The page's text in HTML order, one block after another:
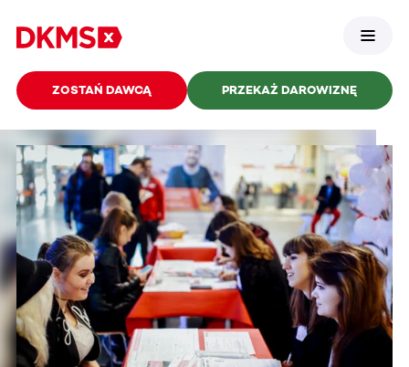
ZOSTAŃ DAWCĄ PRZEKAŻ DAROWIZNĘ